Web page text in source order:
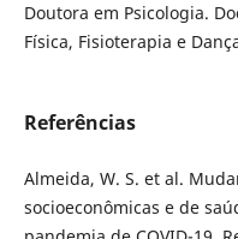
Doutora em Psicologia.
Física, Fisioterapia e
Referências
Almeida, W. S. et al.
socioeconômicas e de